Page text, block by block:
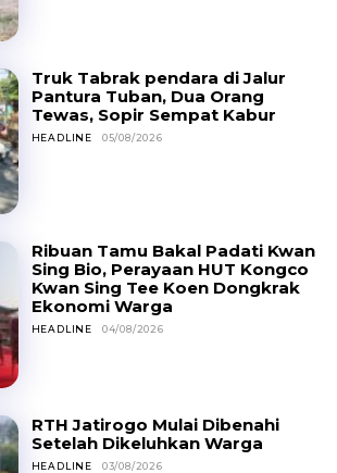
Truk Tabrak pendara di Jalur
Pantura Tuban, Dua Orang
Tewas, Sopir Sempat Kabur
HEADLINE 05/08/2026
Ribuan Tamu Bakal Padati Kwan
Sing Bio, Perayaan HUT Kongco
Kwan Sing Tee Koen Dongkrak
Ekonomi Warga
HEADLINE 04/08/2026
RTH Jatirogo Mulai Dibenahi
Setelah Dikeluhkan Warga
HEADLINE 03/08/2026